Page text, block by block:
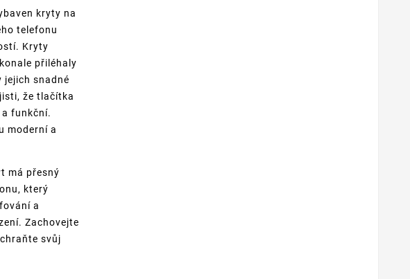
kryty na
telefonu
Kryty
přiléhaly
jejich snadné
že tlačítka
funkční.
moderní a
má přesný
který
a
Zachovejte
svůj